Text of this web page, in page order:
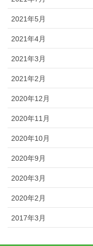
2021年5月
2021年4月
2021年3月
2021年2月
2020年12月
2020年11月
2020年10月
2020年9月
2020年3月
2020年2月
2017年3月